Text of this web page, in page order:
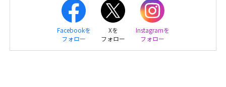
Facebookを
フォロー
Xを
フォロー
Instagramを
フォロー